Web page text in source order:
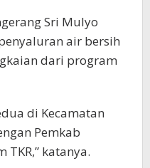
Sri Mulyo
air bersih
dari program
di Kecamatan
Pemkab
TKR,” katanya.